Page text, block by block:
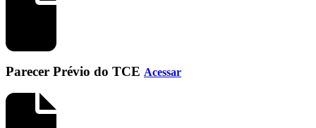
Parecer Prévio do TCE Acessar